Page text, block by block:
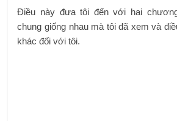
Điều này đưa tôi đến với hai
chung giống nhau mà tôi đã xem và
khác đối với tôi.